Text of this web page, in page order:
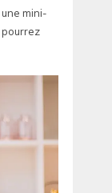
mini-